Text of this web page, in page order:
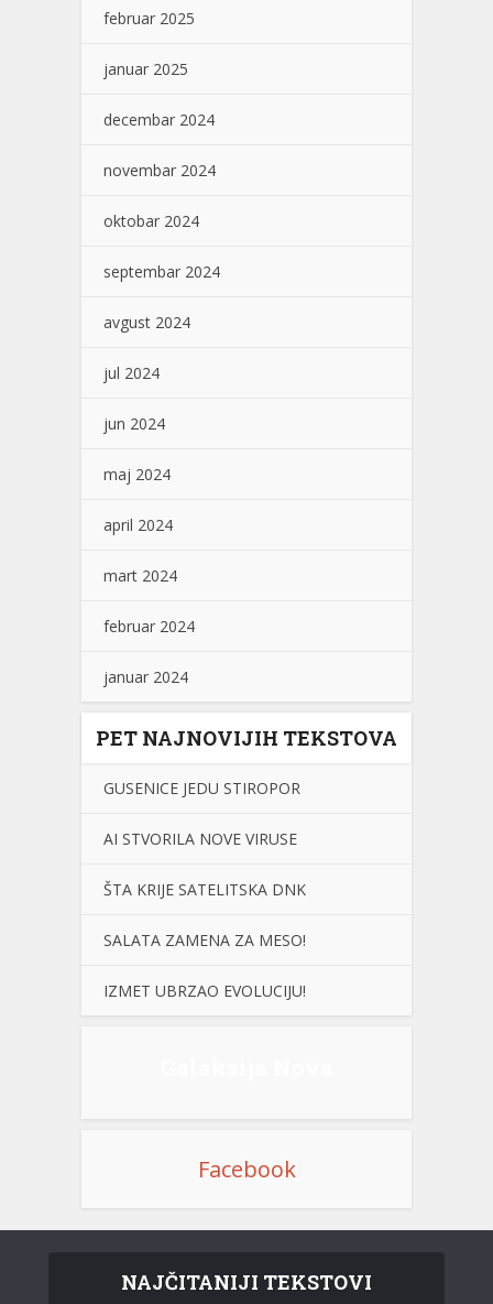
februar 2025
januar 2025
decembar 2024
novembar 2024
oktobar 2024
septembar 2024
avgust 2024
jul 2024
jun 2024
maj 2024
april 2024
mart 2024
februar 2024
januar 2024
PET NAJNOVIJIH TEKSTOVA
GUSENICE JEDU STIROPOR
AI STVORILA NOVE VIRUSE
ŠTA KRIJE SATELITSKA DNK
SALATA ZAMENA ZA MESO!
IZMET UBRZAO EVOLUCIJU!
Facebook
NAJČITANIJI TEKSTOVI